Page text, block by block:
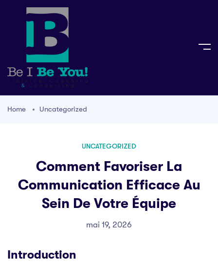
Home Uncategorized
UNCATEGORIZED
Comment Favoriser La
Communication Efficace Au
Sein De Votre Équipe
mai 19, 2026
Introduction